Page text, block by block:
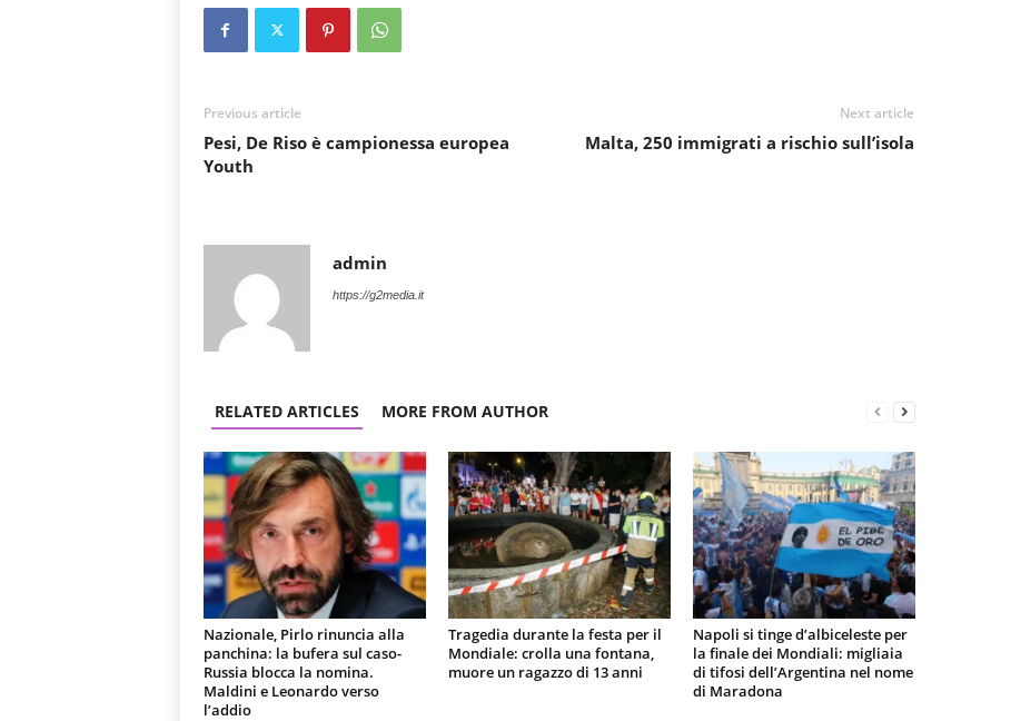
Previous article
Pesi, De Riso è campionessa europea
Youth
Next article
Malta, 250 immigrati a rischio sull’isola
admin
https://g2media.it
RELATED ARTICLES MORE FROM AUTHOR
Nazionale, Pirlo rinuncia alla
panchina: la bufera sul caso-
Russia blocca la nomina.
Maldini e Leonardo verso
l’addio
Tragedia durante la festa per il
Mondiale: crolla una fontana,
muore un ragazzo di 13 anni
Napoli si tinge d’albiceleste per
la finale dei Mondiali: migliaia
di tifosi dell’Argentina nel nome
di Maradona